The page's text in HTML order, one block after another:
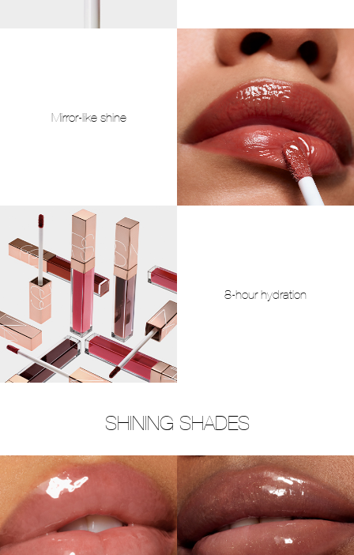
Mirror-like shine
8-hour hydration
SHINING SHADES